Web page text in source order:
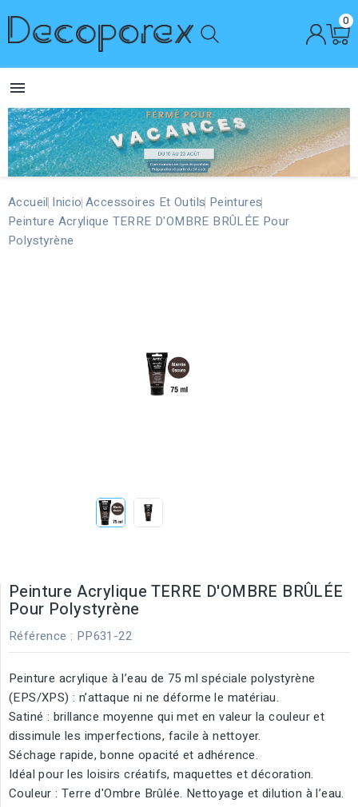
0

Accueil Inicio Accessoires Et Outils Peintures
Peinture Acrylique TERRE D'OMBRE BRÛLÉE Pour
Polystyrène
Peinture Acrylique TERRE D'OMBRE BRÛLÉE
Pour Polystyrène
Référence : PP631-22
Peinture acrylique à l’eau de 75 ml spéciale polystyrène
(EPS/XPS) : n’attaque ni ne déforme le matériau.
Satiné : brillance moyenne qui met en valeur la couleur et
dissimule les imperfections, facile à nettoyer.
Séchage rapide, bonne opacité et adhérence.
Idéal pour les loisirs créatifs, maquettes et décoration.
Couleur : Terre d'Ombre Brûlée. Nettoyage et dilution à l’eau.